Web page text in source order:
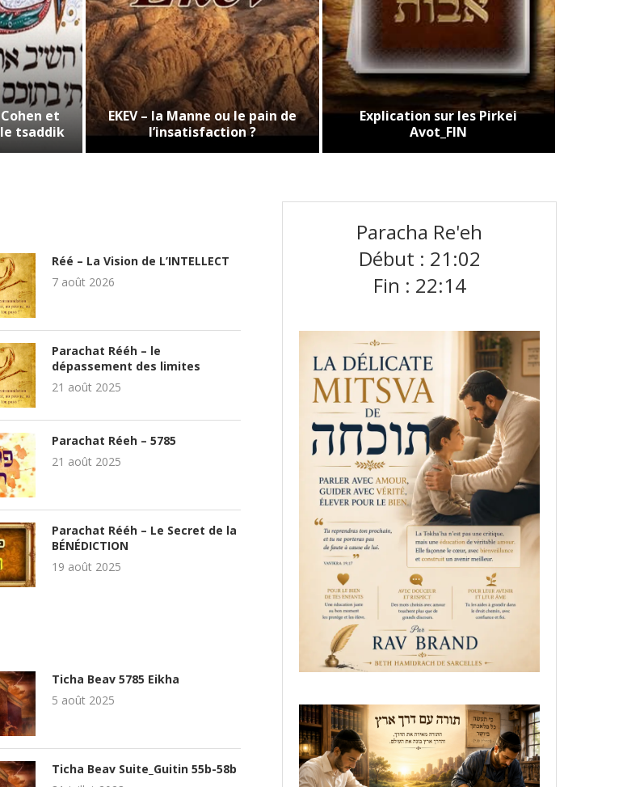
et
le tsaddik
EKEV – la Manne ou le pain de
l’insatisfaction ?
Explication sur les Pirkei
Avot_FIN
Réé – La Vision de L’INTELLECT
7 août 2026
Parachat Rééh – le
dépassement des limites
21 août 2025
Parachat Réeh – 5785
21 août 2025
Parachat Rééh – Le Secret de la
BÉNÉDICTION
19 août 2025
Ticha Beav 5785 Eikha
5 août 2025
Ticha Beav Suite_Guitin 55b-58b
Paracha‪ ‪Re'eh‬
Début : 21:02‬
Fin : ‪22:14‬